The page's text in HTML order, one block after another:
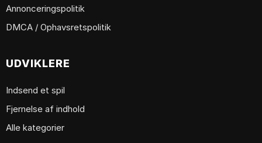
Annonceringspolitik
DMCA / Ophavsretspolitik
UDVIKLERE
Indsend et spil
Fjernelse af indhold
Alle kategorier